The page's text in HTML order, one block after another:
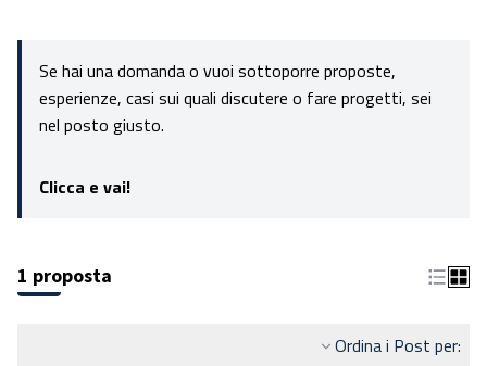
Se hai una domanda o vuoi sottoporre proposte,
esperienze, casi sui quali discutere o fare progetti, sei
nel posto giusto.
Clicca e vai!
1 proposta
Ordina i Post per: